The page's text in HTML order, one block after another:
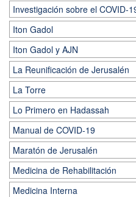
Investigación sobre el COVID-
Iton Gadol
Iton Gadol y AJN
La Reunificación de Jerusalén
La Torre
Lo Primero en Hadassah
Manual de COVID-19
Maratón de Jerusalén
Medicina de Rehabilitación
Medicina Interna